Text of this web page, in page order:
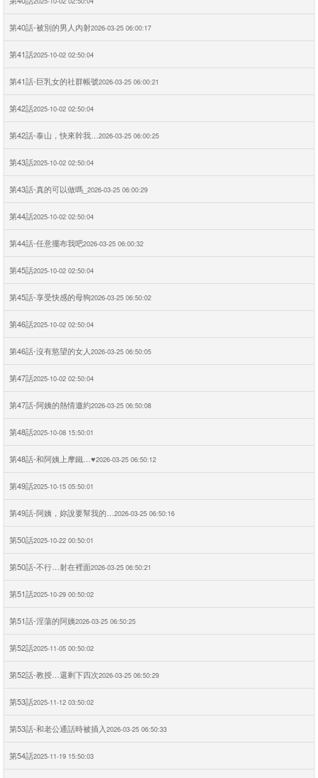
第40話-被別的男人內射2026-03-25 06:00:17
第41話2025-10-02 02:50:04
第41話-巨乳女的社群帳號2026-03-25 06:00:21
第42話2025-10-02 02:50:04
第42話-泰山，快來幹我… 2026-03-25 06:00:25
第43話2025-10-02 02:50:04
第43話-真的可以做嗎_ 2026-03-25 06:00:29
第44話2025-10-02 02:50:04
第44話-任意擺布我吧2026-03-25 06:00:32
第45話2025-10-02 02:50:04
第45話-享受快感的母狗2026-03-25 06:50:02
第46話2025-10-02 02:50:04
第46話-沒有慾望的女人 2026-03-25 06:50:05
第47話2025-10-02 02:50:04
第47話-阿姨的熱情邀約2026-03-25 06:50:08
第48話2025-10-08 15:50:01
第48話-和阿姨上摩鐵…♥2026-03-25 06:50:12
第49話2025-10-15 05:50:01
第49話-阿姨，妳說要幫我的… 2026-03-25 06:50:16
第50話2025-10-22 00:50:01
第50話-不行…射在裡面2026-03-25 06:50:21
第51話2025-10-29 00:50:02
第51話-淫蕩的阿姨2026-03-25 06:50:25
第52話2025-11-05 00:50:02
第52話-教授…還剩下四次2026-03-25 06:50:29
第53話2025-11-12 03:50:02
第53話-和老公通話時被插入 2026-03-25 06:50:33
第54話2025-11-19 15:50:03